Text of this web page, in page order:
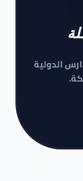
الدولية